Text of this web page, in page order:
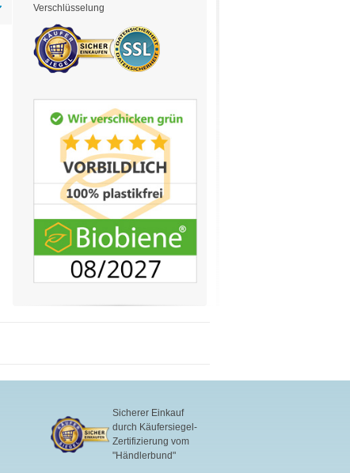
Verschlüsselung
Sicherer Einkauf
durch Käufersiegel-
Zertifizierung vom
"Händlerbund"